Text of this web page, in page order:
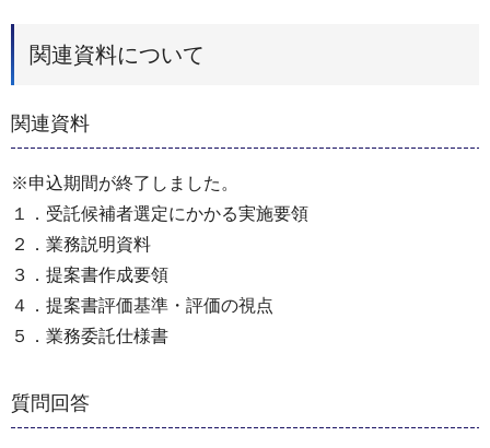
関連資料について
関連資料
※申込期間が終了しました。
１．受託候補者選定にかかる実施要領
２．業務説明資料
３．提案書作成要領
４．提案書評価基準・評価の視点
５．業務委託仕様書
質問回答